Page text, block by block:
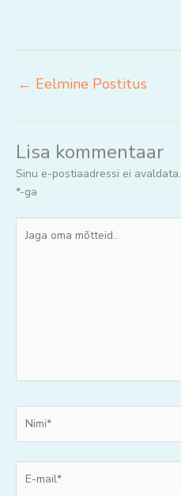
← Eelmine Postitus
Lisa kommentaar
Sinu e-postiaadressi ei avaldata.
*-ga
oma
mail*